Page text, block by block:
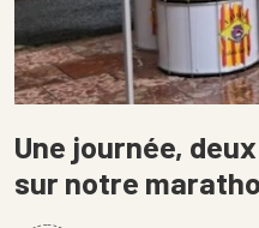
Une journée,
sur notre